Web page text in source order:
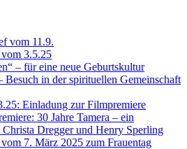
vom 11.9.
3.5.25
– für eine neue Geburtskultur
Besuch in der spirituellen Gemeinschaft
Einladung zur Filmpremiere
30 Jahre Tamera – ein
Dregger und Henry Sperling
7. März 2025 zum Frauentag